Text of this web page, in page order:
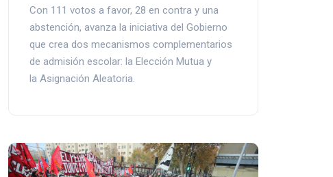
Con 111 votos a favor, 28 en contra y una
abstención, avanza la iniciativa del Gobierno
que crea dos mecanismos complementarios
de admisión escolar: la Elección Mutua y
la Asignación Aleatoria.